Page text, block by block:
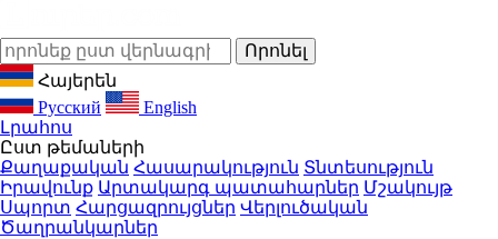
Հայերեն
Русский
English
Լրահոս
Ըստ թեմաների
Քաղաքական Հասարակություն Տնտեսություն
Իրավունք Արտակարգ պատահարներ Մշակույթ
Սպորտ Հարցազրույցներ Վերլուծական
Ծաղրանկարներ